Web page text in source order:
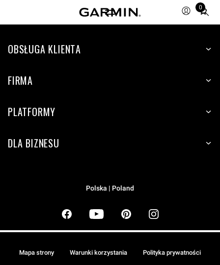
0
Total
items
cart:
OBSŁUGA KLIENTA
FIRMA
PLATFORMY
DLA BIZNESU
Polska | Poland
Mapa strony Warunki korzystania Polityka prywatności